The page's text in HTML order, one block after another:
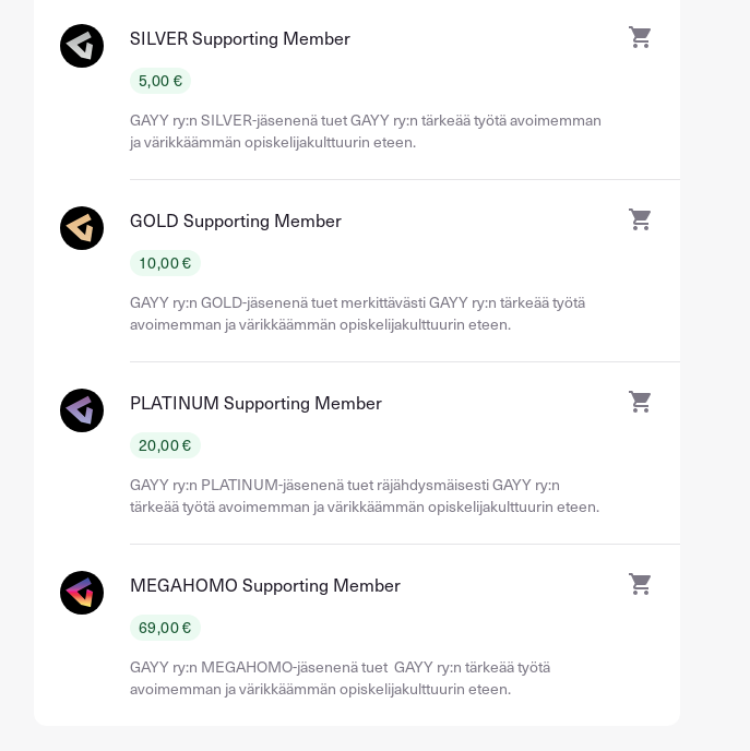
SILVER Supporting Member
5,00 €
GAYY ry:n SILVER-jäsenenä tuet GAYY ry:n tärkeää työtä avoimemman
ja värikkäämmän opiskelijakulttuurin eteen.
GOLD Supporting Member
10,00 €
GAYY ry:n GOLD-jäsenenä tuet merkittävästi GAYY ry:n tärkeää työtä
avoimemman ja värikkäämmän opiskelijakulttuurin eteen.
PLATINUM Supporting Member
20,00 €
GAYY ry:n PLATINUM-jäsenenä tuet räjähdysmäisesti GAYY ry:n
tärkeää työtä avoimemman ja värikkäämmän opiskelijakulttuurin eteen.
MEGAHOMO Supporting Member
69,00 €
GAYY ry:n MEGAHOMO-jäsenenä tuet GAYY ry:n tärkeää työtä
avoimemman ja värikkäämmän opiskelijakulttuurin eteen.